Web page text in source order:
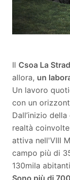
Il Csoa La
allora, un
Un lavoro
con un
Dall’inizio
realtà
attiva nell'VIII
campo più di
130mila